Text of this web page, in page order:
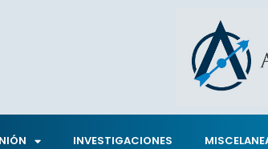
INVESTIGACIONES